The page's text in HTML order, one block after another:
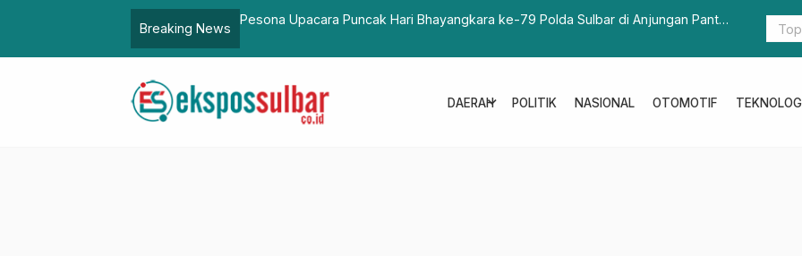
Breaking News
Bincang Pelayanan Publik Hadirkan Ombudsman
Polresta
DAERAH
expand_more POLITIK NASIONAL OTOMOTIF